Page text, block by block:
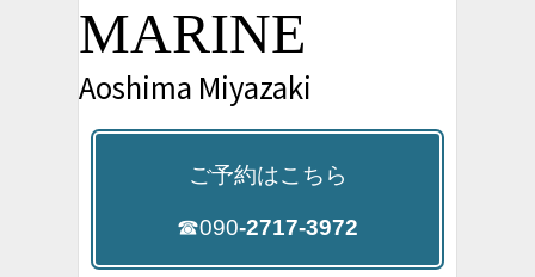
MARINE
Aoshima Miyazaki
ご予約はこちら
☎090-2717-3972